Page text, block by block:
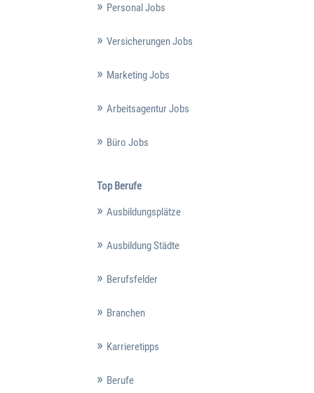
Personal Jobs
Versicherungen Jobs
Marketing Jobs
Arbeitsagentur Jobs
Büro Jobs
Top Berufe
Ausbildungsplätze
Ausbildung Städte
Berufsfelder
Branchen
Karrieretipps
Berufe